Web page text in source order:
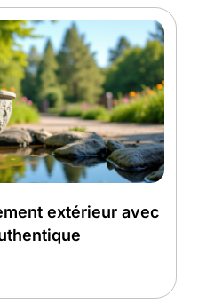
extérieur avec